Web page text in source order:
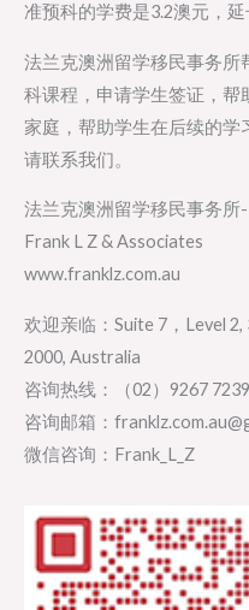
准预科的学费是3.2澳元，延
法兰克澳洲留学移民事务所
科课程，申请学生签证，帮
家庭，帮助学生在后续的学
请联系我们。
法兰克澳洲留学移民事务所
Frank L Z & Associates
www.franklz.com.au
欢迎亲临：Suite 7，Level 2,
2000, Australia
咨询热线：（02）9267
咨询邮箱：
微信咨询：Frank_L_Z